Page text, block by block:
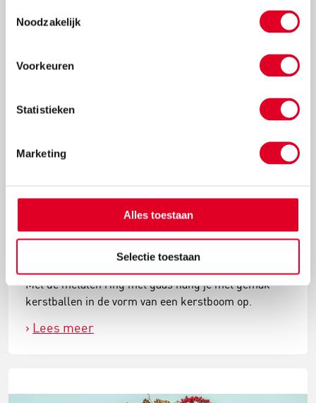
Noodzakelijk
Voorkeuren
Statistieken
Marketing
Alles toestaan
Selectie toestaan
Knutselidee: kersthanger met ballen
Met de metalen ring met gaas hang je met gemak
kerstballen in de vorm van een kerstboom op.
Lees meer